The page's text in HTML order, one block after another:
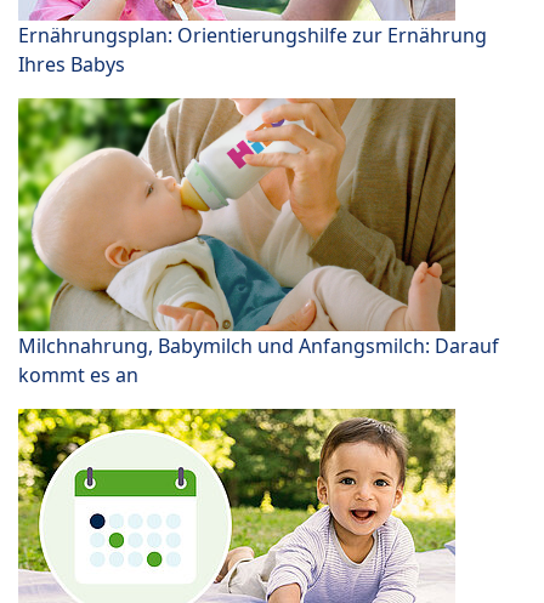
Ernährungsplan: Orientierungshilfe zur Ernährung
Ihres Babys
Milchnahrung, Babymilch und Anfangsmilch: Darauf
kommt es an